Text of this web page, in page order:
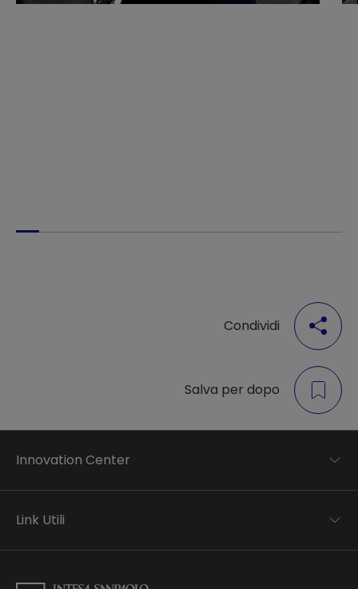
Condividi
Salva per dopo
Innovation Center
Applied research
Business transformation
Link Utili
Informativa Privacy